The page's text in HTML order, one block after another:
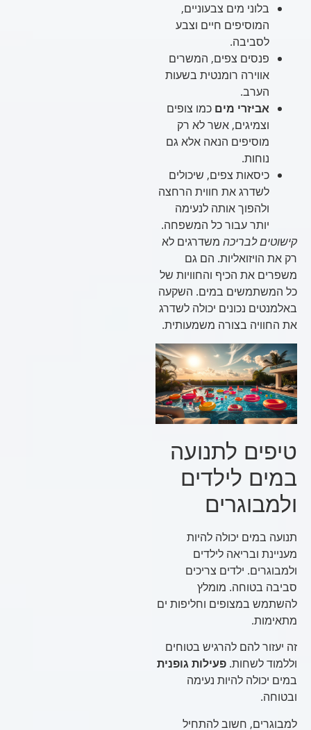
בלוני מים צבעוניים,
המוסיפים חיים וצבע
לסביבה.
פנסים צפים, המשרים
אווירה רומנטית בשעות
הערב.
אביזרי מיםכמו צופים
וצמיגים, אשר לא רק
מוסיפים הנאה אלא גם
נוחות.
כיסאות צפים, שיכולים
לשדרג את חווית הרחצה
ולהפוך אותה לנעימה
יותר עבור כל המשפחה.
קישוטים לבריכהמשדרגים לא
רק את הויזואליות. הם גם
משפרים את הכיף והחוויות של
כל המשתמשים במים. השקעה
באלמנטים נכונים יכולה לשדרג
את החוויה בצורה משמעותית.
טיפים לתנועה
במים לילדים
ולמבוגרים
תנועה במים יכולה להיות
מעניינת ובריאה לילדים
ולמבוגרים. ילדים צריכים
סביבה בטוחה. מומלץ
להשתמש במצופים וחליפות ים
מתאימות.
זה יעזור להם להרגיש בטוחים
וללמוד לשחות.פעילות גופנית
במים יכולה להיות נעימה
ובטוחה.
למבוגרים, חשוב להתחיל